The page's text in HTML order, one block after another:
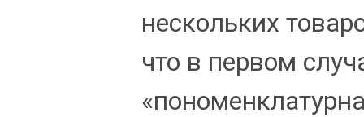
нескольких
что в первом